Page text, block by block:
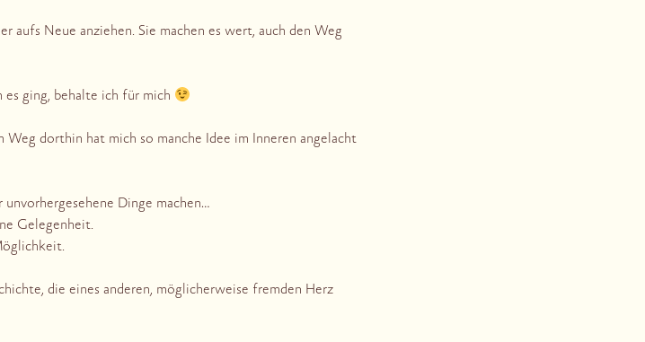
aufs Neue anziehen. Sie machen es wert, auch den Weg
ging, behalte ich für mich
Weg dorthin hat mich so manche Idee im Inneren angelacht
unvorhergesehene Dinge machen…
Gelegenheit.
die eines anderen, möglicherweise fremden Herz